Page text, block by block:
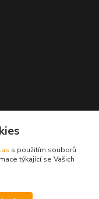
s použitím souborů
týkající se Vašich